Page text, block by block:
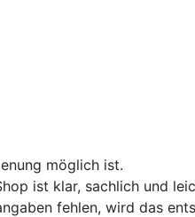
möglich ist.
ist klar, sachlich und
fehlen, wird das